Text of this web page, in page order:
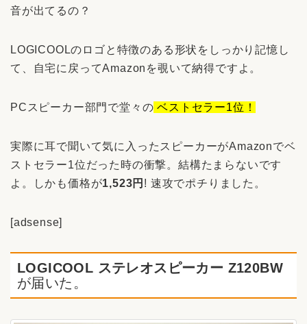
音が出てるの？
LOGICOOLのロゴと特徴のある形状をしっかり記憶し
て、自宅に戻ってAmazonを覗いて納得ですよ。
PCスピーカー部門で堂々の ベストセラー1位！
実際に耳で聞いて気に入ったスピーカーがAmazonでベ
ストセラー1位だった時の衝撃。結構たまらないです
よ。しかも価格が1,523円 ! 速攻でポチりました。
[adsense]
LOGICOOL ステレオスピーカー Z120BW
が届いた。